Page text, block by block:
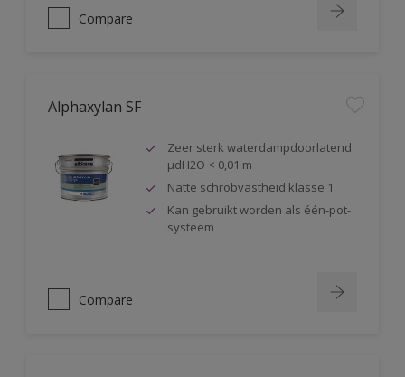
Compare
Alphaxylan SF
Zeer sterk waterdampdoorlatend
µdH2O < 0,01 m
Natte schrobvastheid klasse 1
Kan gebruikt worden als één-pot-
systeem
Compare